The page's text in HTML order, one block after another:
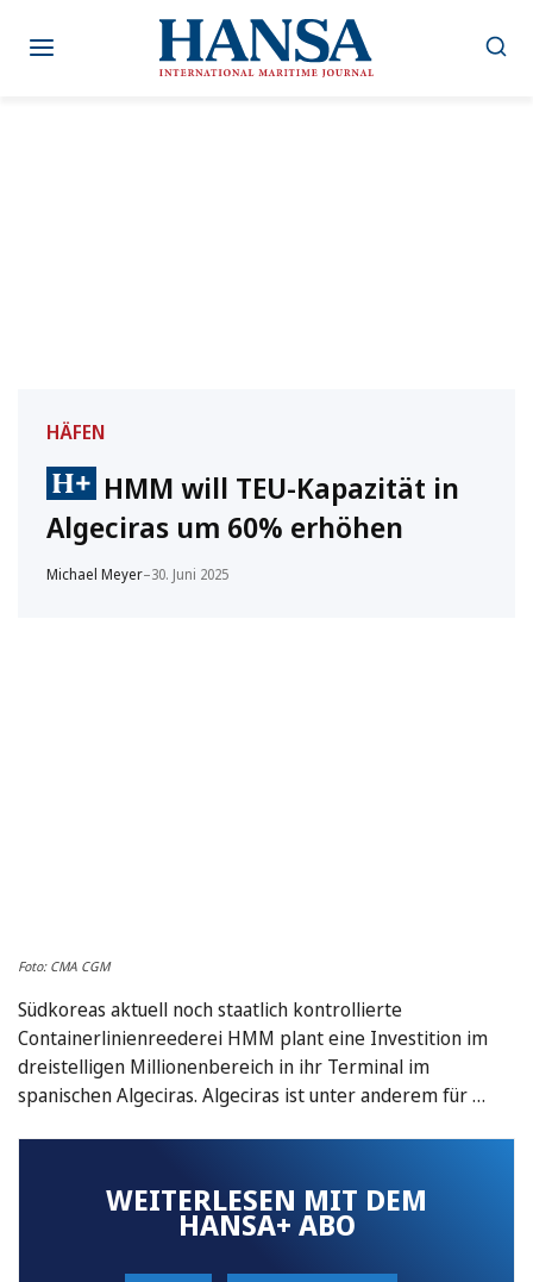
Inhalt
HÄFEN
HMM will TEU-Kapazität in
Algeciras um 60% erhöhen
Michael Meyer–30. Juni 2025
Foto: CMA CGM
Südkoreas aktuell noch staatlich kontrollierte
Containerlinienreederei HMM plant eine Investition im
dreistelligen Millionenbereich in ihr Terminal im
spanischen Algeciras. Algeciras ist unter anderem für …
WEITERLESEN MIT DEM
HANSA+ ABO